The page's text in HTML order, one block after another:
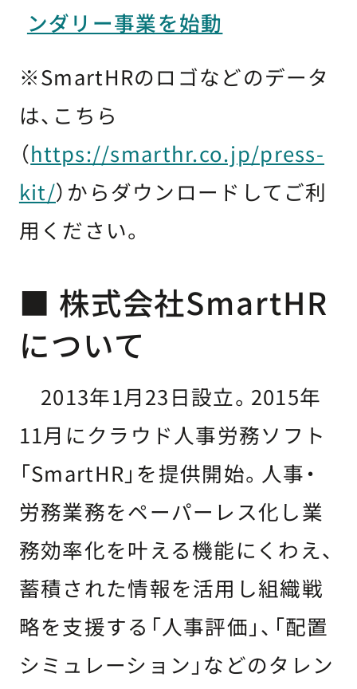
ンダリー事業を始動
※SmartHRのロゴなどのデータ
は、こちら
（https://smarthr.co.jp/press-
kit/）からダウンロードしてご利
用ください。
■ 株式会社SmartHR
について
2013年1月23日設立。2015年
11月にクラウド人事労務ソフト
「SmartHR」を提供開始。人事・
労務業務をペーパーレス化し業
務効率化を叶える機能にくわえ、
蓄積された情報を活用し組織戦
略を支援する「人事評価」、「配置
シミュレーション」などのタレン